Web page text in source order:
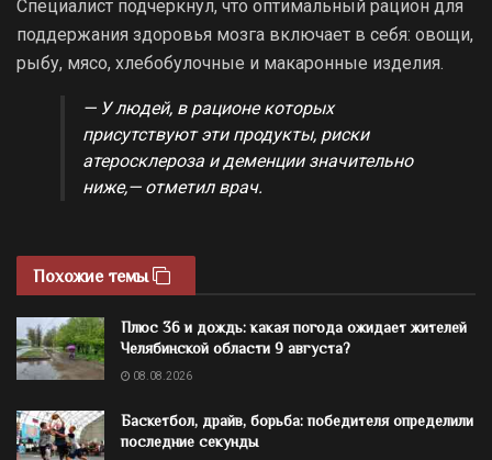
Специалист подчеркнул, что оптимальный рацион для
поддержания здоровья мозга включает в себя: овощи,
рыбу, мясо, хлебобулочные и макаронные изделия.
— У людей, в рационе которых
присутствуют эти продукты, риски
атеросклероза и деменции значительно
ниже,— отметил врач.
Похожие темы
Плюс 36 и дождь: какая погода ожидает жителей
Челябинской области 9 августа?
08.08.2026
Баскетбол, драйв, борьба: победителя определили
последние секунды